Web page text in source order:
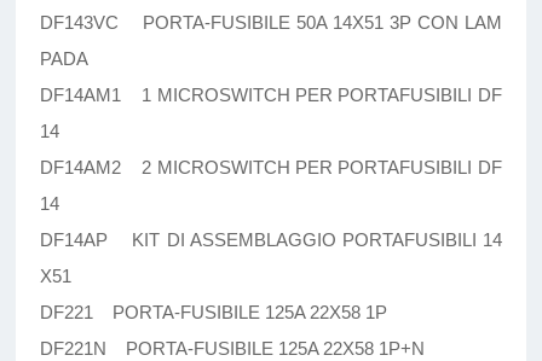
DF143VC PORTA-FUSIBILE 50A 14X51 3P CON LAM
PADA
DF14AM1 1 MICROSWITCH PER PORTAFUSIBILI DF
14
DF14AM2 2 MICROSWITCH PER PORTAFUSIBILI DF
14
DF14AP KIT DI ASSEMBLAGGIO PORTAFUSIBILI 14
X51
DF221 PORTA-FUSIBILE 125A 22X58 1P
DF221N PORTA-FUSIBILE 125A 22X58 1P+N